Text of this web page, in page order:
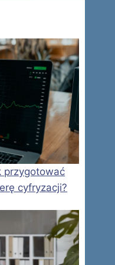
przygotować
cyfryzacji?